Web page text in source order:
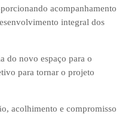
acompanhamento
integral dos
do novo espaço para o
para tornar o projeto
acolhimento e compromisso